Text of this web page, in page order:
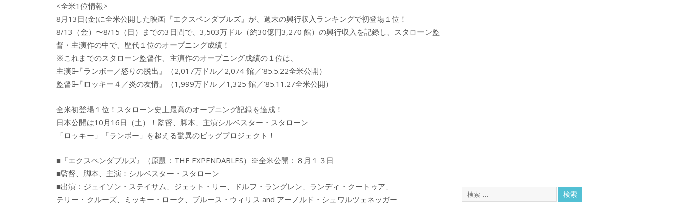
<全米1位情報>
8月13日(金)に全米公開した映画『エクスペンダブルズ』が、週末の興行収入ランキングで初登場１位！
8/13（金）〜8/15（日）までの3日間で、3,503万ドル（約30億円3,270 館）の興行収入を記録し、スタローン監
督・主演作の中で、歴代１位のオープニング成績！
※これまでのスタローン監督作、主演作のオープニング成績の１位は、
主演作̶『ランボー／怒りの脱出』（2,017万ドル／2,074 館／’85.5.22全米公開）
監督作̶『ロッキー４／炎の友情』（1,999万ドル ／1,325 館／’85.11.27全米公開）
全米初登場１位！スタローン史上最高のオープニング記録を達成！
日本公開は10月16日（土）！監督、脚本、主演シルベスター・スタローン
「ロッキー」「ランボー」を超える驚異のビッグプロジェクト！
■『エクスペンダブルズ』（原題：THE EXPENDABLES）※全米公開：８月１３日
■監督、脚本、主演：シルベスター・スタローン
■出演：ジェイソン・ステイサム、ジェット・リー、ドルフ・ラングレン、ランディ・クートゥア、
テリー・クルーズ、ミッキー・ローク、ブルース・ウィリス and アーノルド・シュワルツェネッガー